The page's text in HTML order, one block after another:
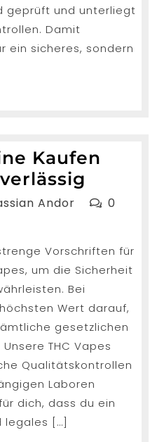
geprüft und unterliegt
Damit
ein sicheres, sondern
Kaufen
Vape
Kaufen
Sicher
Andor Cassian
0
Vorschriften für
um die Sicherheit
Bei
Wert darauf,
gesetzlichen
THC Vapes
Qualitätskontrollen
Laboren
dich, dass du ein
legales […]